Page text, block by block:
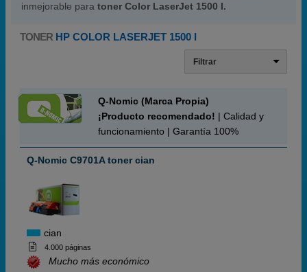
inmejorable para toner Color LaserJet 1500 I.
TONER HP COLOR LASERJET 1500 I
Filtrar
Q-Nomic (Marca Propia)
¡Producto recomendado! | Calidad y
funcionamiento | Garantía 100%
Q-Nomic C9701A toner cian
cian
4.000 páginas
Mucho más económico